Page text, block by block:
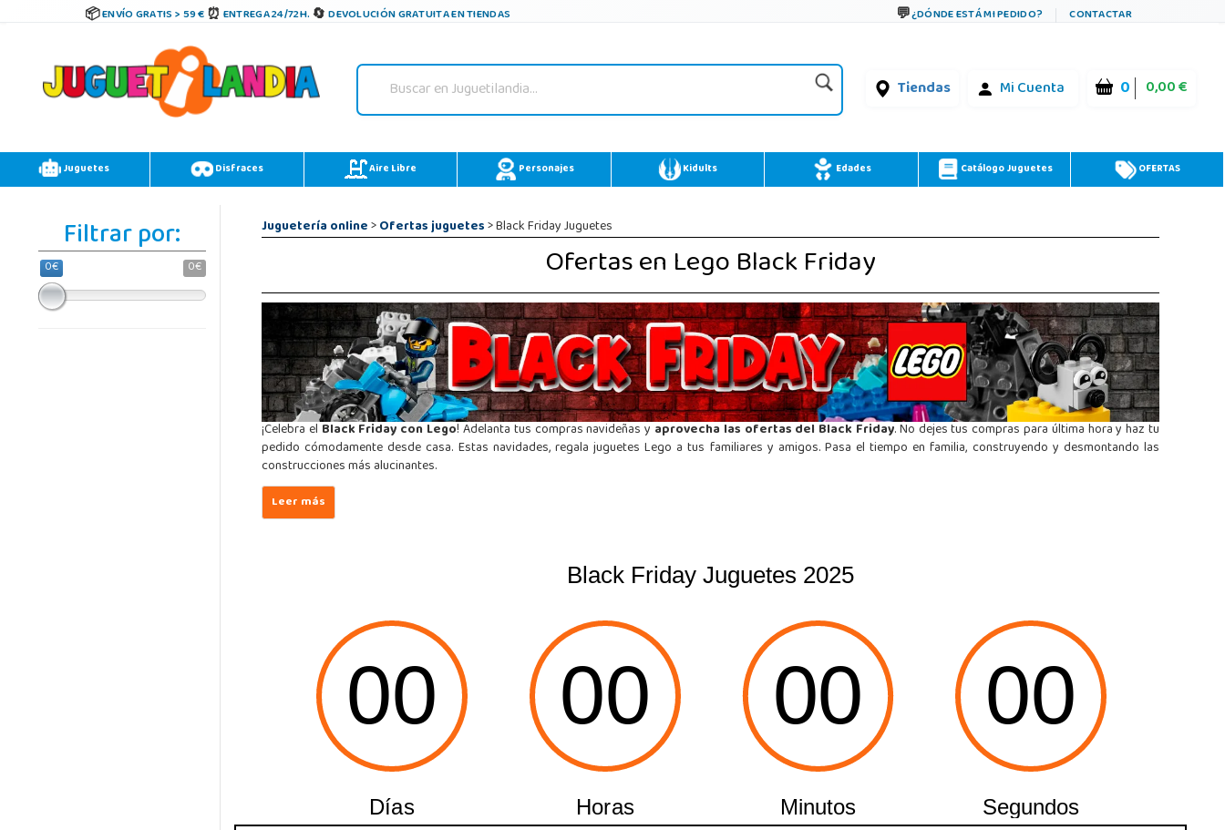
ENVÍO GRATIS > 59 € ENTREGA 24/72H. DEVOLUCIÓN GRATUITA EN TIENDAS ¿DÓNDE ESTÁ MI PEDIDO? CONTACTAR
Tiendas Mi Cuenta 0 0,00 €
Juguetes Disfraces Aire Libre Personajes Kidults Edades Catálogo Juguetes OFERTAS
Filtrar por:
0€
0€
Juguetería online>Ofertas juguetes> Black Friday Juguetes
Ofertas en Lego Black Friday
¡Celebra elBlack Friday con Lego! Adelanta tus compras navideñas yaprovecha las ofertas del Black Friday. No dejes tus compras para última hora y haz tu
pedido cómodamente desde casa. Estas navidades, regala juguetes Lego a tus familiares y amigos. Pasa el tiempo en familia, construyendo y desmontando las
construcciones más alucinantes.